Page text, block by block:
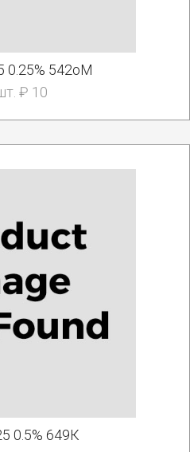
0.25% 542оМ
₽ 10
0.5% 649К